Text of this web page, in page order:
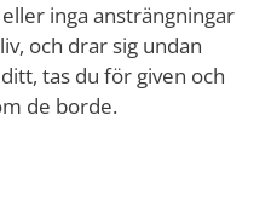
inga ansträngningar
och drar sig undan
tas du för given och
de borde.